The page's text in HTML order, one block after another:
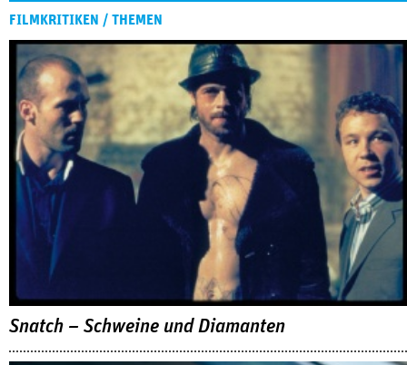
FILMKRITIKEN / THEMEN
Snatch – Schweine und Diamanten